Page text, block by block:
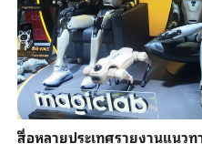
สื่อหลายประเทศรายงานแนว